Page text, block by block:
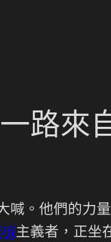
路來
喊。他們的力
主義者，正坐